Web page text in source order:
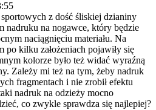
z dość śliskiej dzianiny
nadruku na nogawce, który będzie
naciągnięciu materiału. Na
po kilku założeniach pojawiły się
kolorze było też widać wyraźną
Zależy mi też na tym, żeby nadruk
fragmentach i nie zrobił efektu
nadruk na odzieży mocno
co zwykle sprawdza się najlepiej?